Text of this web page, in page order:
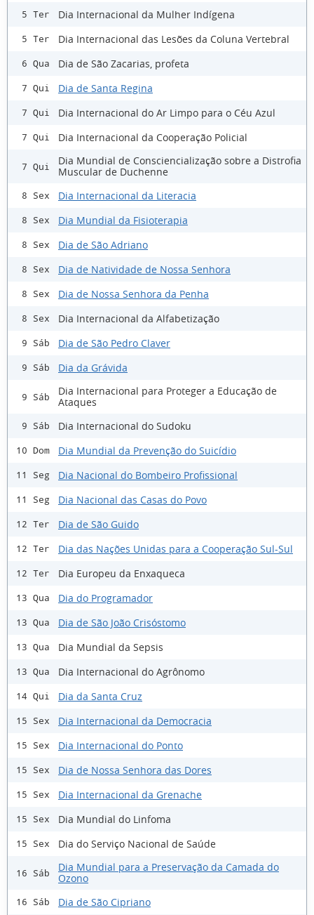
5 Ter Dia Internacional da Mulher Indígena
5 Ter Dia Internacional das Lesões da Coluna Vertebral
6 Qua Dia de São Zacarias, profeta
7 Qui Dia de Santa Regina
7 Qui Dia Internacional do Ar Limpo para o Céu Azul
7 Qui Dia Internacional da Cooperação Policial
7 Qui
Dia Mundial de Consciencialização sobre a Distrofia
Muscular de Duchenne
8 Sex Dia Internacional da Literacia
8 Sex Dia Mundial da Fisioterapia
8 Sex Dia de São Adriano
8 Sex Dia de Natividade de Nossa Senhora
8 Sex Dia de Nossa Senhora da Penha
8 Sex Dia Internacional da Alfabetização
9 Sáb Dia de São Pedro Claver
9 Sáb Dia da Grávida
9 Sáb
Dia Internacional para Proteger a Educação de
Ataques
9 Sáb Dia Internacional do Sudoku
10 Dom Dia Mundial da Prevenção do Suicídio
11 Seg Dia Nacional do Bombeiro Profissional
11 Seg Dia Nacional das Casas do Povo
12 Ter Dia de São Guido
12 Ter Dia das Nações Unidas para a Cooperação Sul-Sul
12 Ter Dia Europeu da Enxaqueca
13 Qua Dia do Programador
13 Qua Dia de São João Crisóstomo
13 Qua Dia Mundial da Sepsis
13 Qua Dia Internacional do Agrônomo
14 Qui Dia da Santa Cruz
15 Sex Dia Internacional da Democracia
15 Sex Dia Internacional do Ponto
15 Sex Dia de Nossa Senhora das Dores
15 Sex Dia Internacional da Grenache
15 Sex Dia Mundial do Linfoma
15 Sex Dia do Serviço Nacional de Saúde
16 Sáb
Dia Mundial para a Preservação da Camada do
Ozono
16 Sáb Dia de São Cipriano